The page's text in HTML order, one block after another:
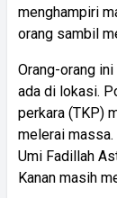
menghampiri
orang sambil
Orang-orang
ada di lokasi.
perkara (TKP)
melerai
Umi Fadillah
Kanan masih